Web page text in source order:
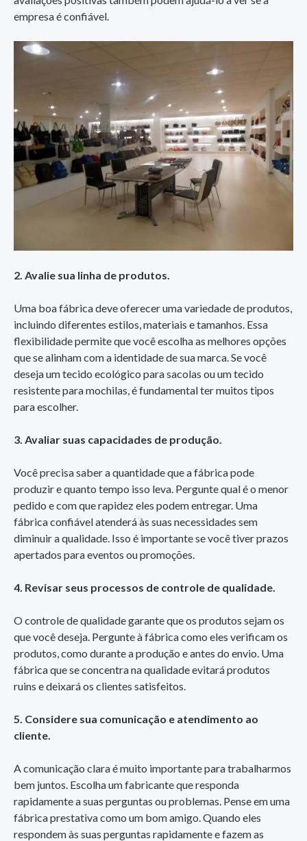
empresa é confiável.
2. Avalie sua linha de produtos.
Uma boa fábrica deve oferecer uma variedade de produtos,
incluindo diferentes estilos, materiais e tamanhos. Essa
flexibilidade permite que você escolha as melhores opções
que se alinham com a identidade de sua marca. Se você
deseja um tecido ecológico para sacolas ou um tecido
resistente para mochilas, é fundamental ter muitos tipos
para escolher.
3. Avaliar suas capacidades de produção.
Você precisa saber a quantidade que a fábrica pode
produzir e quanto tempo isso leva. Pergunte qual é o menor
pedido e com que rapidez eles podem entregar. Uma
fábrica confiável atenderá às suas necessidades sem
diminuir a qualidade. Isso é importante se você tiver prazos
apertados para eventos ou promoções.
4. Revisar seus processos de controle de qualidade.
O controle de qualidade garante que os produtos sejam os
que você deseja. Pergunte à fábrica como eles verificam os
produtos, como durante a produção e antes do envio. Uma
fábrica que se concentra na qualidade evitará produtos
ruins e deixará os clientes satisfeitos.
5. Considere sua comunicação e atendimento ao
cliente.
A comunicação clara é muito importante para trabalharmos
bem juntos. Escolha um fabricante que responda
rapidamente a suas perguntas ou problemas. Pense em uma
fábrica prestativa como um bom amigo. Quando eles
respondem às suas perguntas rapidamente e fazem as